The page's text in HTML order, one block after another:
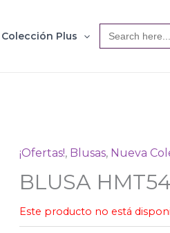
Colección Plus
Search
for:
¡Ofertas!, Blusas, Nueva
BLUSA
Este producto no está